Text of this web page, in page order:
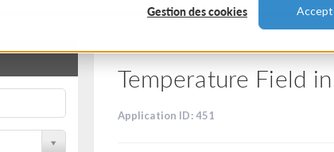
Gestion des cookies
Temperature Field
Application ID: 451